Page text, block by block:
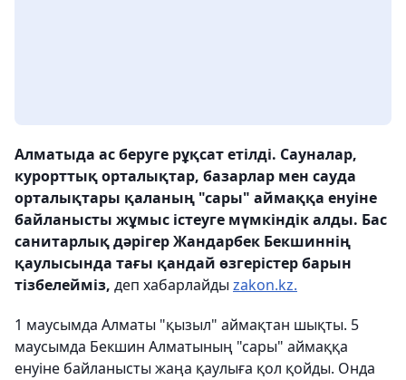
Алматыда ас беруге рұқсат етілді. Сауналар,
курорттық орталықтар, базарлар мен сауда
орталықтары қаланың "сары" аймаққа енуіне
байланысты жұмыс істеуге мүмкіндік алды. Бас
санитарлық дәрігер Жандарбек Бекшиннің
қаулысында тағы қандай өзгерістер барын
тізбелейміз, деп хабарлайды zakon.kz.
1 маусымда Алматы "қызыл" аймақтан шықты. 5
маусымда Бекшин Алматының "сары" аймаққа
енуіне байланысты жаңа қаулыға қол қойды. Онда